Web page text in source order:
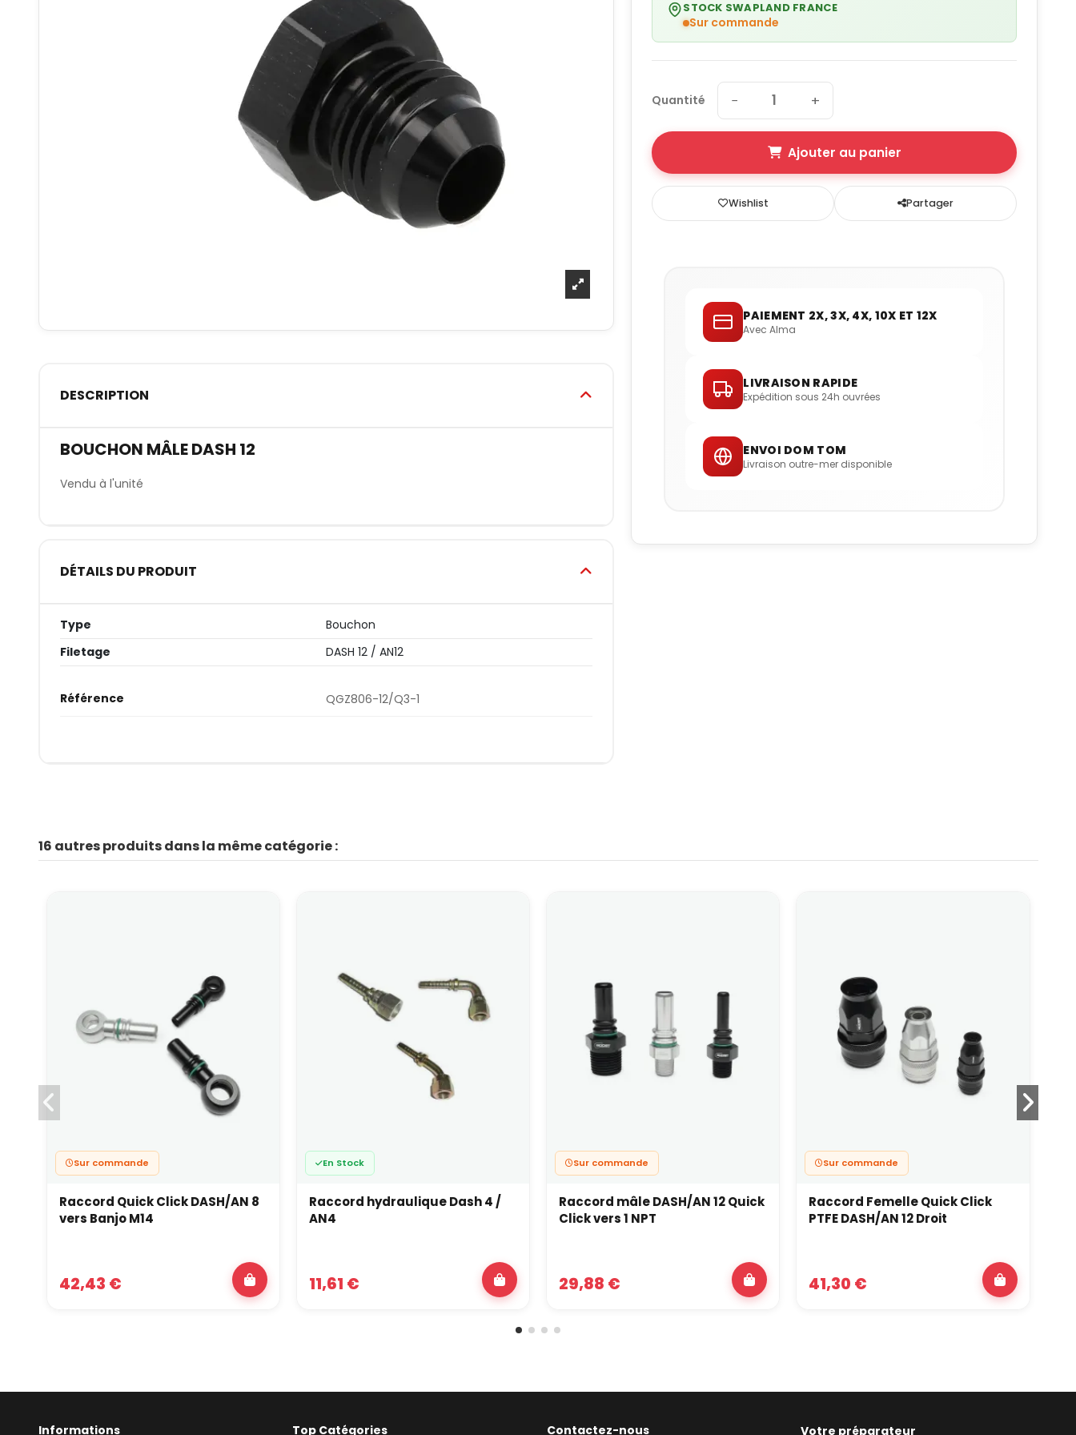
DESCRIPTION
BOUCHON MÂLE DASH 12
Vendu à l'unité
DÉTAILS DU PRODUIT
Type
Bouchon
Filetage
DASH 12 / AN12
Référence QGZ806-12/Q3-1
STOCK SWAPLAND FRANCE
Sur commande
Quantité − +
Ajouter au panier
Wishlist Partager
PAIEMENT 2X, 3X, 4X, 10X ET 12X
Avec Alma
LIVRAISON RAPIDE
Expédition sous 24h ouvrées
ENVOI DOM TOM
Livraison outre-mer disponible
16 autres produits dans la même catégorie :
Sur commande
Raccord Quick Click DASH/AN 8
vers Banjo M14
42,43 €
En Stock
Raccord hydraulique Dash 4 /
AN4
11,61 €
Sur commande
Raccord mâle DASH/AN 12 Quick
Click vers 1 NPT
29,88 €
Sur commande
Raccord Femelle Quick Click
PTFE DASH/AN 12 Droit
41,30 €
Informations Top Catégories Contactez-nous Votre préparateur